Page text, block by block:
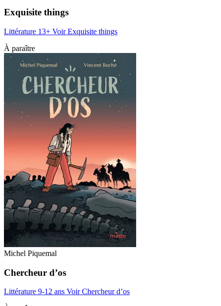
Exquisite things
Littérature 13+ Voir Exquisite things
À paraître
Michel Piquemal
Chercheur d’os
Littérature 9-12 ans Voir Chercheur d’os